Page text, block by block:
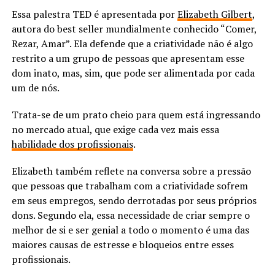
Essa palestra TED é apresentada porElizabeth Gilbert,
autora do best seller mundialmente conhecido “Comer,
Rezar, Amar”. Ela defende que a criatividade não é algo
restrito a um grupo de pessoas que apresentam esse
dom inato, mas, sim, que pode ser alimentada por cada
um de nós.
Trata-se de um prato cheio para quem está ingressando
no mercado atual, que exige cada vez mais essa
habilidade dos profissionais.
Elizabeth também reflete na conversa sobre a pressão
que pessoas que trabalham com a criatividade sofrem
em seus empregos, sendo derrotadas por seus próprios
dons. Segundo ela, essa necessidade de criar sempre o
melhor de si e ser genial a todo o momento é uma das
maiores causas de estresse e bloqueios entre esses
profissionais.